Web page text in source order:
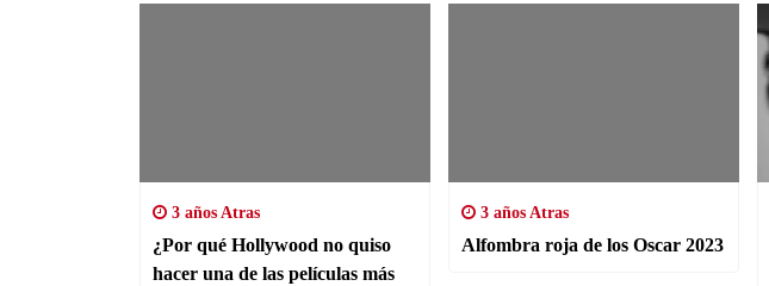
3 años Atras
¿Por qué Hollywood no quiso
hacer una de las películas más
3 años Atras
Alfombra roja de los Oscar 2023